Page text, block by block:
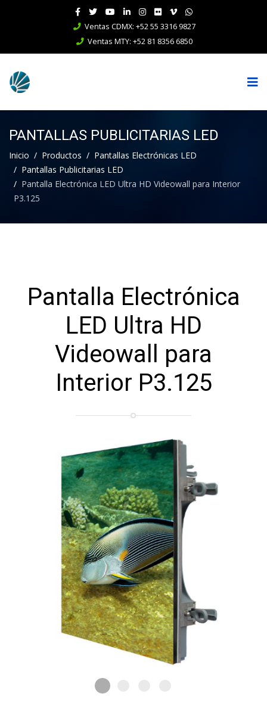
Ventas CDMX: +52 55 3316 9827
Ventas MTY: +52 81 8356 6850
PANTALLAS PUBLICITARIAS LED
Inicio Productos
Pantallas Electrónicas LED
Pantallas Publicitarias LED
Pantalla Electrónica LED Ultra HD Videowall para Interior
P3.125
Pantalla Electrónica
LED Ultra HD
Videowall para
Interior P3.125
Pantalla Electrónica LED Ultra